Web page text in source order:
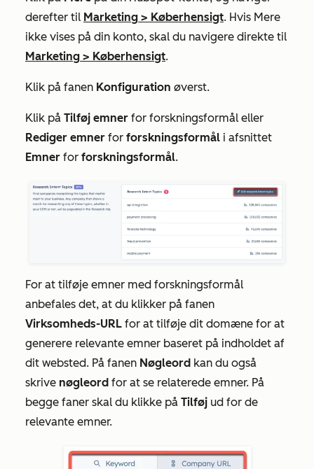
derefter til Marketing > Køberhensigt. Hvis Mere
ikke vises på din konto, skal du navigere direkte til
Marketing > Køberhensigt.
Klik på fanen Konfiguration øverst.
Klik på Tilføj emner for forskningsformål eller
Rediger emner for forskningsformål i afsnittet
Emner for forskningsformål.
For at tilføje emner med forskningsformål
anbefales det, at du klikker på fanen
Virksomheds-URL for at tilføje dit domæne for at
generere relevante emner baseret på indholdet af
dit websted. På fanen Nøgleord kan du også
skrive nøgleord for at se relaterede emner. På
begge faner skal du klikke på Tilføj ud for de
relevante emner.